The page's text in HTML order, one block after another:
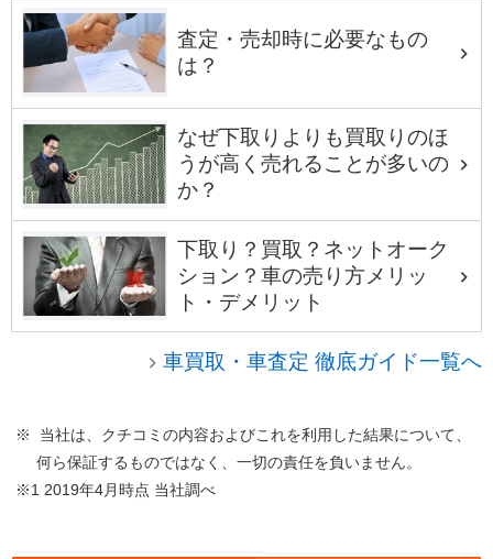
査定・売却時に必要なもの
は？
なぜ下取りよりも買取りのほ
うが高く売れることが多いの
か？
下取り？買取？ネットオーク
ション？車の売り方メリッ
ト・デメリット
車買取・車査定 徹底ガイド一覧へ
※ 当社は、クチコミの内容およびこれを利用した結果について、
何ら保証するものではなく、一切の責任を負いません。
※1 2019年4月時点 当社調べ